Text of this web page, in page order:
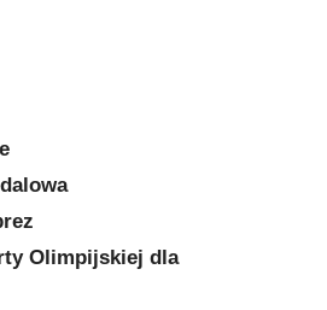
Olimpijskiej dla